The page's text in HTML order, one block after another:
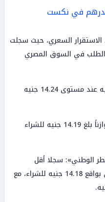
في نكست
السعري، حيث سجلت
في السوق المصري
«بنك نكست»: استقرت الأسعار لديه عند مستوى 14.24 جنيه
«بنك الإسكندرية»: سجل سعراً متوازناً بلغ 14.19 جنيه للشراء
الوطني»: سجلا أقل
مستويات الشراء بين البنوك الكبرى بواقع 14.18 جنيه للشراء، مع